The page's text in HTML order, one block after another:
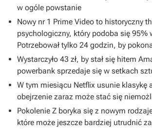
w ogóle powstanie
Nowy nr 1 Prime Video to historyczny
psychologiczny, który podoba się 95%
Potrzebował tylko 24 godzin, by
Wystarczyło 43 zł, by stał się hitem
powerbank sprzedaje się w setkach
W tym miesiącu Netflix usunie klasykę
obejrzenie zaraz może stać się
Pokolenie Z boryka się z nowym
które może jeszcze bardziej utrudnić